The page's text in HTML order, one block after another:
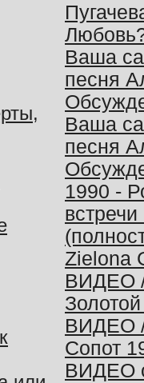
Ваша
песня
Ваша
песня
1990 -
Zielona
ВИДЕО
ВИДЕО
Сопот
ВИДЕО